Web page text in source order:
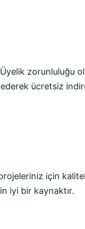
zorunluluğu
ücretsiz
için
iyi bir kaynaktır.